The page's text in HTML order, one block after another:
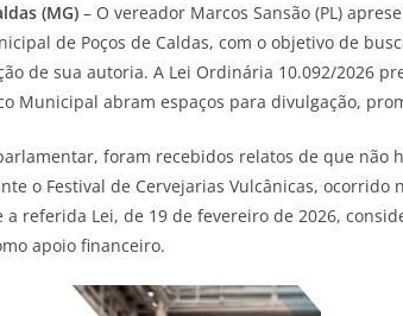
(MG) – O vereador Marcos Sansão (PL)
de Poços de Caldas, com o objetivo de
de sua autoria. A Lei Ordinária 10.092/2026
Municipal abram espaços para divulgação,
foram recebidos relatos de que não
o Festival de Cervejarias Vulcânicas,
a referida Lei, de 19 de fevereiro de 2026,
apoio financeiro.